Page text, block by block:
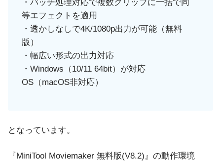
・バッチ処理対応で複数クリップに一括で同
等エフェクトを適用
・透かしなしで4K/1080p出力が可能（無料
版）
・幅広い形式の出力対応
・Windows（10/11 64bit）が対応
OS（macOS非対応）
となっています。
『MiniTool Moviemaker 無料版(V8.2)』の動作環境